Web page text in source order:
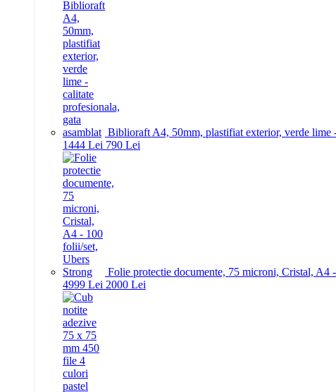
Biblioraft A4, 50mm, plastifiat exterior, verde lime
1444 Lei 790 Lei
Folie protectie documente, 75 microni, Cristal, A4
4999 Lei 2000 Lei